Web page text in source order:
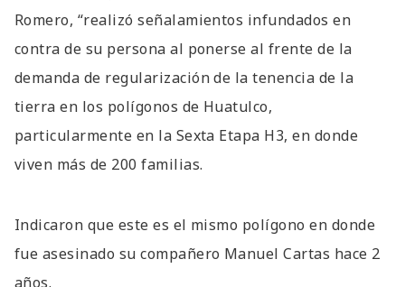
Romero, “realizó señalamientos infundados en
contra de su persona al ponerse al frente de la
demanda de regularización de la tenencia de la
tierra en los polígonos de Huatulco,
particularmente en la Sexta Etapa H3, en donde
viven más de 200 familias.
Indicaron que este es el mismo polígono en donde
fue asesinado su compañero Manuel Cartas hace 2
años.